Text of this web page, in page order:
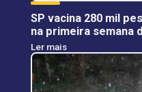
SP vacina 280 mil
na primeira semana
Ler mais